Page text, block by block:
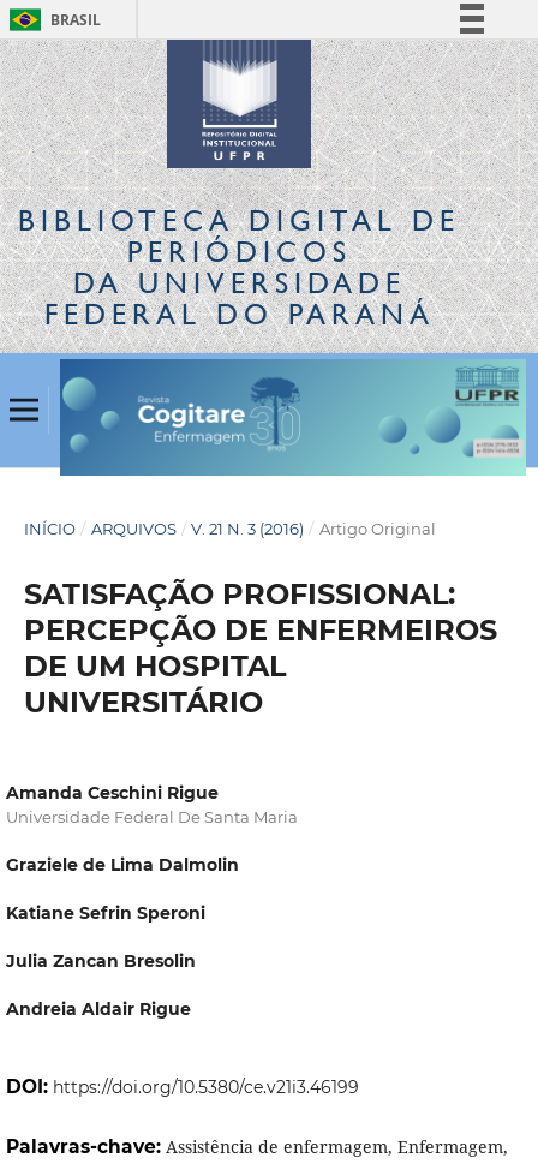
BRASIL
Simplifique!
Comunica BR
Participe
Acesso à informação
Legislação
Canais
BIBLIOTECA DIGITALDE
PERIÓDICOS
DA UNIVERSIDADE
FEDERAL DO PARANÁ
INÍCIO / ARQUIVOS / V. 21 N. 3 (2016) / Artigo Original
SATISFAÇÃO PROFISSIONAL:
PERCEPÇÃO DE ENFERMEIROS
DE UM HOSPITAL
UNIVERSITÁRIO
Amanda Ceschini Rigue
Universidade Federal De Santa Maria
Graziele de Lima Dalmolin
Katiane Sefrin Speroni
Julia Zancan Bresolin
Andreia Aldair Rigue
DOI: https://doi.org/10.5380/ce.v21i3.46199
Palavras-chave: Assistência de enfermagem, Enfermagem,